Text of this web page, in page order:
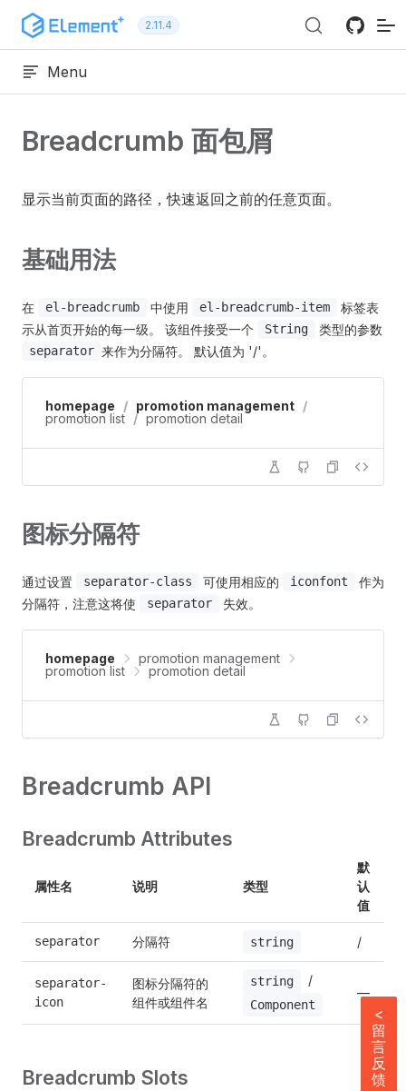
跳转到内容 2.11.4
Menu
Breadcrumb 面包屑
显示当前页面的路径，快速返回之前的任意页面。
基础用法
在 el-breadcrumb 中使用 el-breadcrumb-item
标签表
示从首页开始的每一级。 该组件接受一个
String 类型的参数
separator 来作为分隔符。 默认值为 '/'。
homepage / promotion management
/
promotion list
/ promotion detail
图标分隔符
通过设置 separator-class 可使用相应的 iconfont
作为
分隔符，注意这将使
separator 失效。
homepage
promotion management
promotion list
promotion detail
Breadcrumb API
Breadcrumb Attributes
属性名 说明 类型
默
认
值
separator 分隔符 string /
separator-
icon
图标分隔符的
组件或组件名
string /
Component
—
Breadcrumb Slots
<
留
言
反
馈